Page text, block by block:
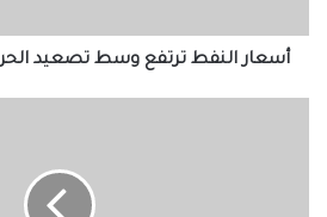
وأوكرانيا
أسعار النفط ترتفع وسط تصعيد